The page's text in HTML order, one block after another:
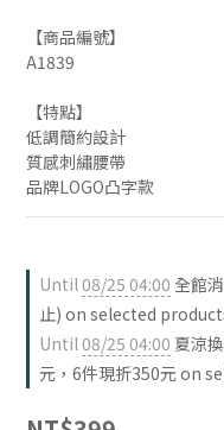
【商品編號】
A1839
【特點】
低調簡約設計
質感刺繡腰帶
品牌LOGO凸字款
Until08/25 04:00 全館
止) on selected
Until08/25 04:00 夏涼
元，6件現折350元 on